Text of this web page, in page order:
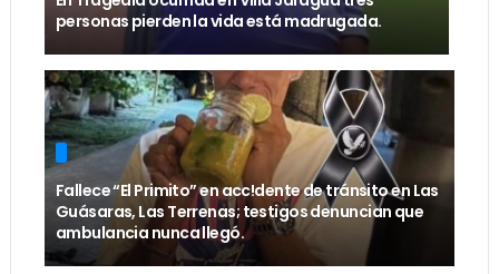
personas pierden la vida está madrugada.
Fallece “El Primito” en acc!dente de tránsito en Las
Guásaras, Las Terrenas; testigos denuncian que
ambulancia nunca llegó.